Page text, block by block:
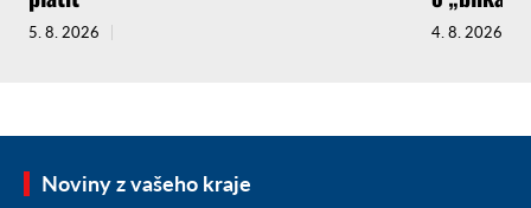
5. 8. 2026 4. 8. 2026
Noviny z vašeho kraje